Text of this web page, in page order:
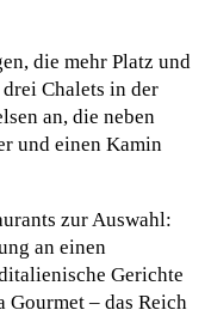
die mehr Platz und
Chalets in der
an, die neben
und einen Kamin
zur Auswahl:
an einen
Gerichte
Gourmet – das Reich